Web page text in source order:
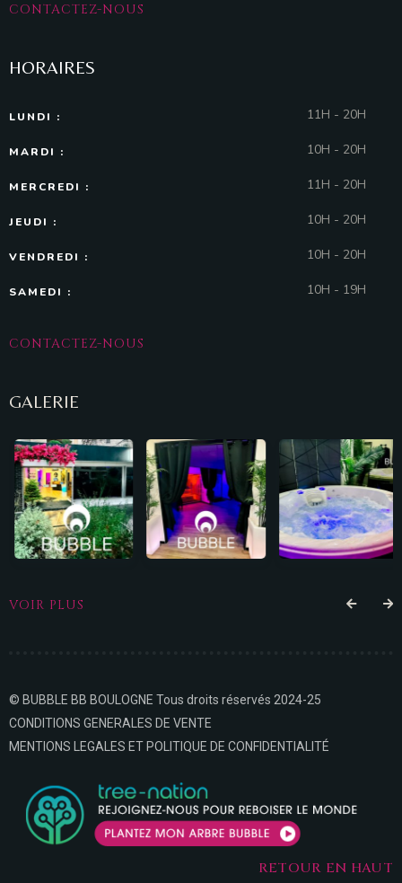
CONTACTEZ-NOUS
HORAIRES
LUNDI : 11H - 20H
MARDI : 10H - 20H
MERCREDI : 11H - 20H
JEUDI : 10H - 20H
VENDREDI : 10H - 20H
SAMEDI : 10H - 19H
CONTACTEZ-NOUS
GALERIE
VOIR PLUS
© BUBBLE BB BOULOGNE Tous droits réservés 2024-25
CONDITIONS GENERALES DE VENTE
MENTIONS LEGALES ET POLITIQUE DE CONFIDENTIALITÉ
RETOUR EN HAUT